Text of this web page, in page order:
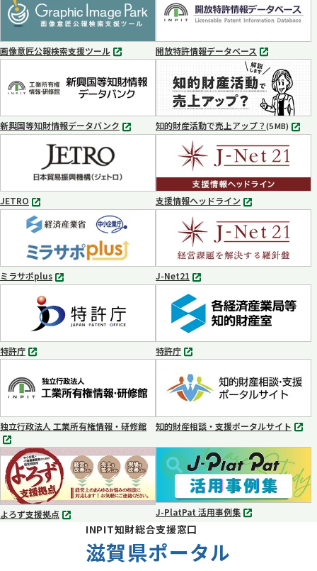
で
開
く
ブ
で
く
画像意匠公報検索支援ツール
別
ブ
で
く
開放特許情報データベース
別
タ
ブ
で
開
く
新興国等知財情報データバンク
別
開
く
知的財産活動で売上アップ？(5 MB) MP4
JETRO
別
タ
ブ
で
開
く
支援情報ヘッドライン
別
タ
ブ
で
開
く
ミラサポplus
別
ブ
で
開
く
J-Net21
別
タ
ブ
で
開
く
特許庁
別
ブ
で
く
特許庁
別
ブ
で
開
く
独立行政法人 工業所有権情報・研修館
別
タ
ブ
で
知的財産相談・支援ポータルサイト
別
タ
開
く
よろず支援拠点
別
J-PlatPat 活用事例集
別
INPIT知財総合支援窓口
滋賀県ポータル